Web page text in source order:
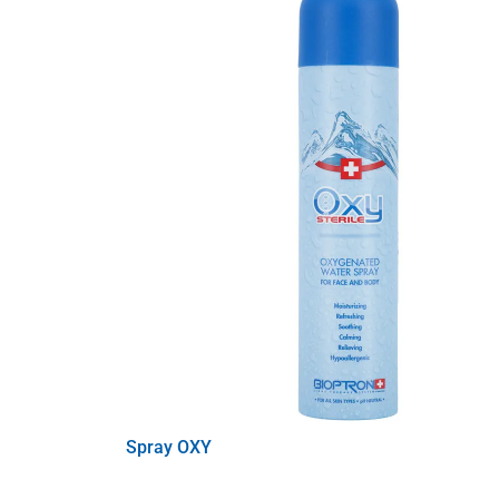
are cel mai mare efect antiinflamator și
3. Mov - Spiritualitate, Misticism,
stimulează sistemul nervos, reduce inflamația,
ameliorează spasmele, ameliorează durerile
ajută la tratarea uitării, sciatica, schizofrenia.
4. Roșu - Energie, Forță, Creștere
activează forțele fizice, reduce durerea de
susține circulația sângelui și formarea
ameliorează bolile faringelui, tusea cronică.
5. Orange - Succes, Dinamică,
ajută la concentrare, ajută împotriva depresiei,
Spray OXY